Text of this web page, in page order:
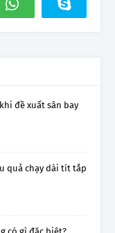
đề xuất sân bay
quả chạy dài tít tắp